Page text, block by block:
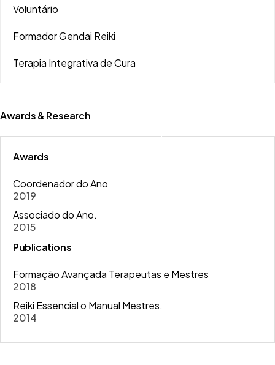
experiência em Terapias Alternativas, com
tratamento complementares comuns.
Voluntário
Formador Gendai Reiki
Terapia Integrativa de Cura
Awards & Research
Awards
Coordenador do Ano
2019
Associado do Ano.
2015
Publications
Formação Avançada Terapeutas e Mestres
2018
Reiki Essencial o Manual Mestres.
2014